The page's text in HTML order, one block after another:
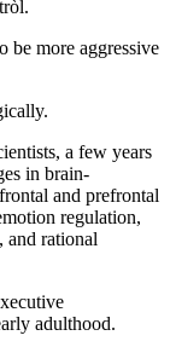
be more aggressive
a few years
in brain-
and prefrontal
regulation,
and rational
adulthood.